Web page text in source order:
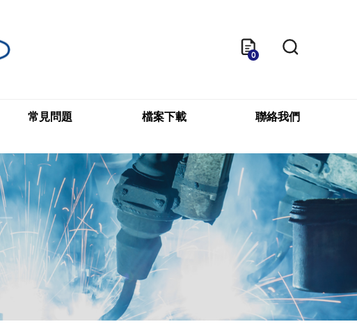
0
常見問題 檔案下載 聯絡我們